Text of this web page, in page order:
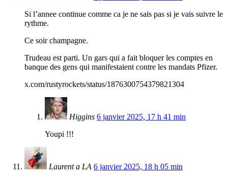
Si l’annee continue comme ca je ne sais pas si je vais suivre le
rythme.
Ce soir champagne.
Trudeau est parti. Un gars qui a fait bloquer les comptes en
banque des gens qui manifestaient contre les mandats Pfizer.
x.com/rustyrockets/status/1876300754379821304
Higgins 6 janvier 2025, 17 h 41 min
Youpi !!!
Laurent a LA 6 janvier 2025, 18 h 05 min